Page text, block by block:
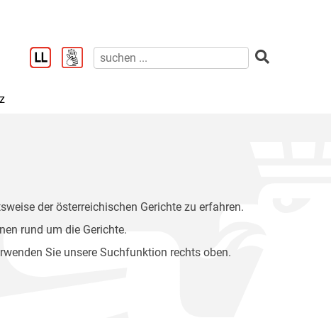
der österreichischen Gerichte zu erfahren.
rund um die Gerichte.
Sie unsere Suchfunktion rechts oben.